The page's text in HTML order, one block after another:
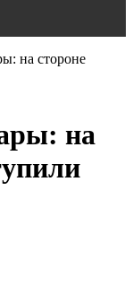
на стороне
на